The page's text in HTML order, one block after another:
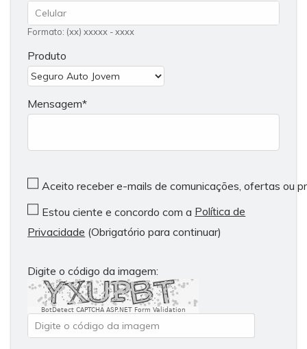
Formato: (xx) xxxxx - xxxx
Produto
Mensagem
Aceito receber e-mails de comunicações, ofertas ou
Estou ciente e concordo com a Política de
Privacidade (Obrigatório para continuar)
Digite o código da imagem:
BotDetect CAPTCHA ASP.NET Form Validation